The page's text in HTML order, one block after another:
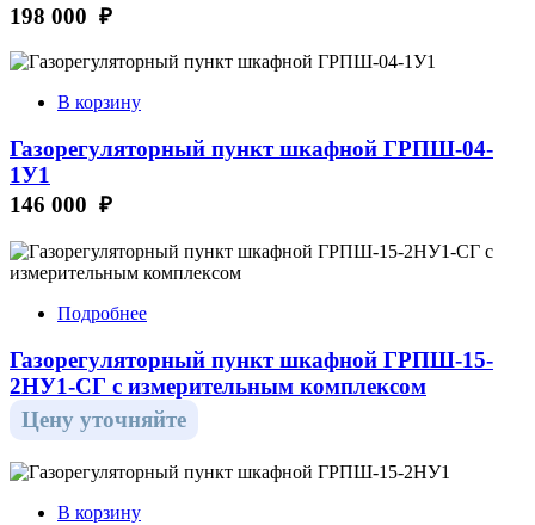
198 000 ₽
В корзину
Газорегуляторный пункт шкафной ГРПШ-04-
1У1
146 000 ₽
Подробнее
Газорегуляторный пункт шкафной ГРПШ-15-
2НУ1-СГ с измерительным комплексом
Цену уточняйте
В корзину